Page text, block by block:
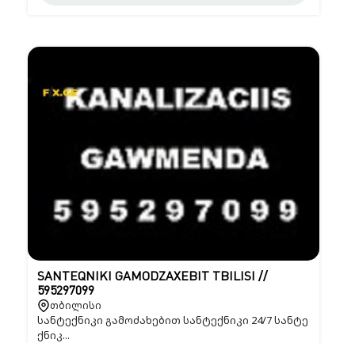
SANTEQNIKI GAMODZAXEBIT TBILISI //
595297099
თბილისი
სანტექნიკი გამოძახებით სანტექნიკი 24/7 სანტე
ქნიკ...